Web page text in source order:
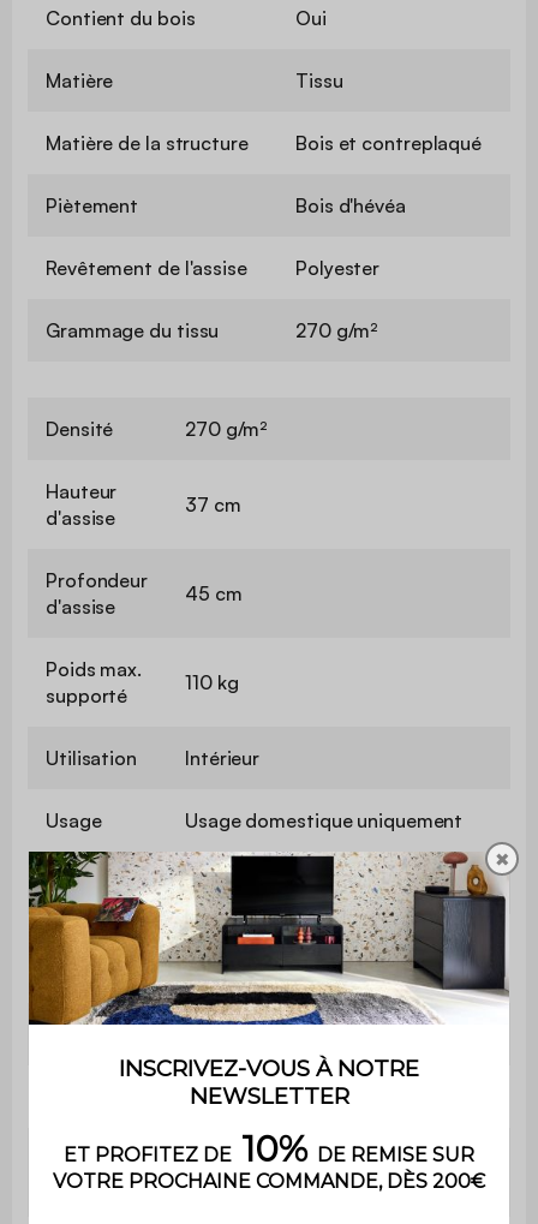
Contient du bois Oui
Matière Tissu
Matière de la structure Bois et contreplaqué
Piètement Bois d'hévéa
Revêtement de l'assise Polyester
Grammage du tissu 270 g/m²
Densité 270 g/m²
Hauteur
d'assise
37 cm
Profondeur
d'assise
45 cm
Poids max.
supporté
110 kg
Utilisation Intérieur
Usage Usage domestique uniquement
Garantie 2 ans
Montage
Le produit est livré en kit à monter
soi-même. Une notice est fournie
L 64 x P 69,5 x H 73cm
Epaisseur
assise
10cm
✖